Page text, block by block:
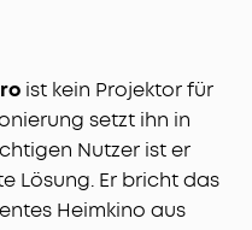
ist kein Projektor für
setzt ihn in
Nutzer ist er
Lösung. Er bricht das
Heimkino aus